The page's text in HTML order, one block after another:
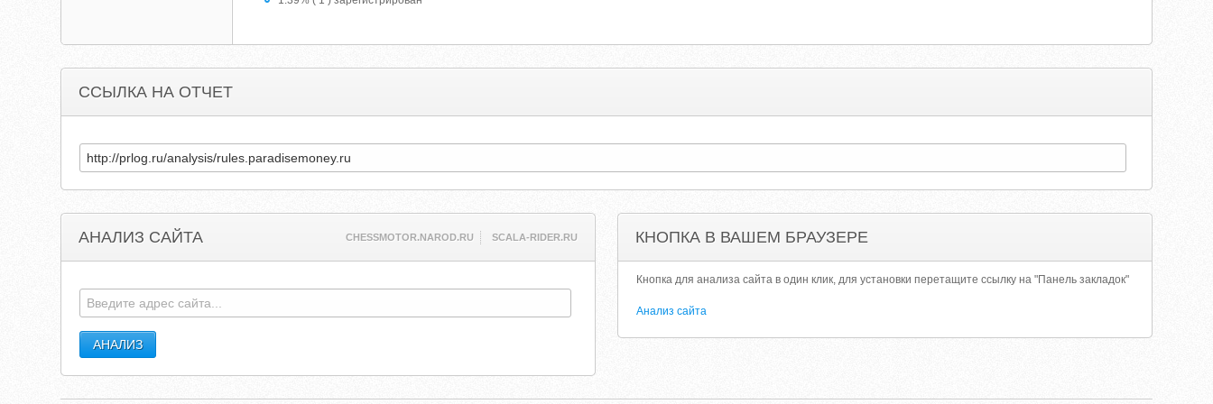
ССЫЛКА НА ОТЧЕТ
АНАЛИЗ САЙТА CHESSMOTOR.NAROD.RU SCALA-RIDER.RU КНОПКА В ВАШЕМ БРАУЗЕРЕ
Кнопка для анализа сайта в один клик, для установки перетащите ссылку на "Панель закладок"
Анализ сайта